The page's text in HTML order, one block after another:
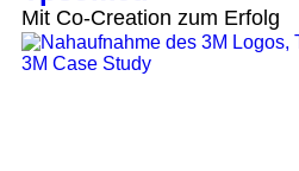
Mit Co-Creation zum Erfolg